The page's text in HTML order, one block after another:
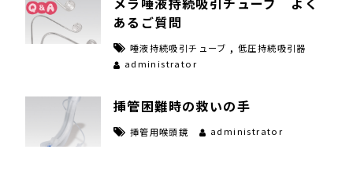
あるご質問
唾液持続吸引チューブ ,低圧持続吸引器
administrator
挿管困難時の救いの手
挿管用喉頭鏡 administrator